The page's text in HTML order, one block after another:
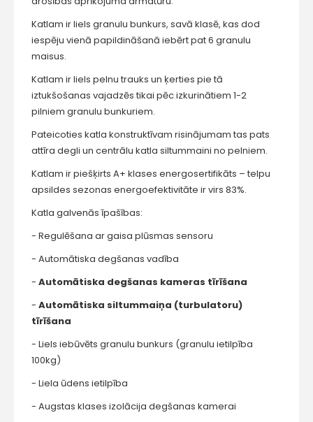
Katlam ir liels granulu bunkurs, savā klasē, kas dod
iespēju vienā papildināšanā iebērt pat 6 granulu
maisus.
Katlam ir liels pelnu trauks un ķerties pie tā
iztukšošanas vajadzēs tikai pēc izkurinātiem 1-2
pilniem granulu bunkuriem.
Pateicoties katla konstruktīvam risinājumam tas pats
attīra degli un centrālu katla siltummaini no pelniem.
Katlam ir piešķirts A+ klases energosertifikāts – telpu
apsildes sezonas energoefektivitāte ir virs 83%.
Katla galvenās īpašības:
- Regulēšana ar gaisa plūsmas sensoru
- Automātiska degšanas vadība
- Automātiska degšanas kameras tīrīšana
- Automātiska siltummaiņa (turbulatoru)
tīrīšana
- Liels iebūvēts granulu bunkurs (granulu ietilpība
100kg)
- Liela ūdens ietilpība
- Augstas klases izolācija degšanas kamerai